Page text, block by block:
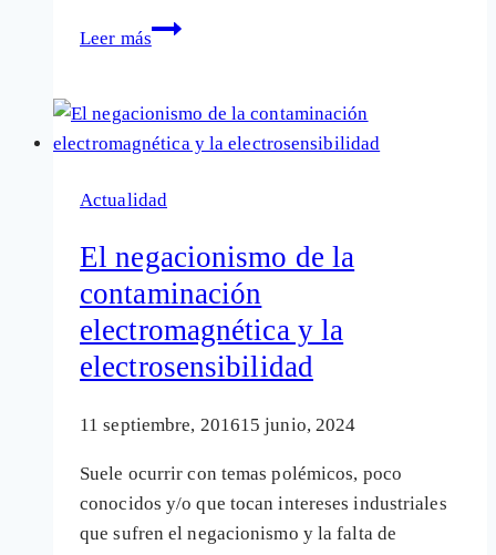
Leer más
El
de
la
electromagnética
con
el
culo
aire
Actualidad
El negacionismo de la
contaminación
electromagnética y la
electrosensibilidad
11 septiembre, 201615 junio, 2024
Suele ocurrir con temas polémicos, poco
conocidos y/o que tocan intereses industriales
que sufren el negacionismo y la falta de